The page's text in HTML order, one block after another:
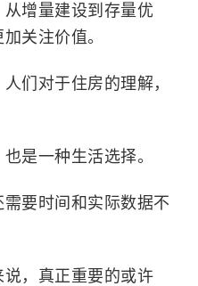
增量建设到存量优
关注价值。
们对于住房的理解，
是一种生活选择。
要时间和实际数据不
，真正重要的或许